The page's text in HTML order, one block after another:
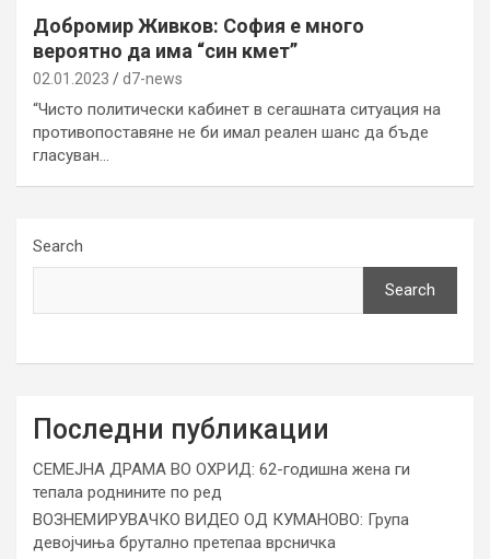
Добромир Живков: София е много
вероятно да има “син кмет”
02.01.2023 d7-news
“Чисто политически кабинет в сегашната ситуация на
противопоставяне не би имал реален шанс да бъде
гласуван…
Search
Search
Последни публикации
СЕМЕЈНА ДРАМА ВО ОХРИД: 62-годишна жена ги
тепала роднините по ред
ВОЗНЕМИРУВАЧКО ВИДЕО ОД КУМАНОВО: Група
девојчиња брутално претепаа врсничка